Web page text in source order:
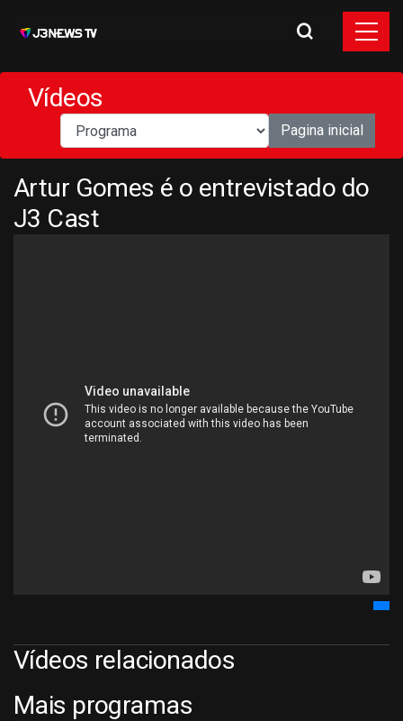
Vídeos
Pagina inicial
Artur Gomes é o entrevistado do
J3 Cast
Vídeos relacionados
Mais programas